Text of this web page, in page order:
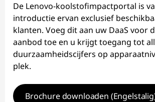
De Lenovo-koolstofimpactportal is
introductie ervan exclusief
klanten. Voeg dit aan uw DaaS voor
aanbod toe en u krijgt toegang tot
duurzaamheidscijfers op
plek.
Brochure downloaden